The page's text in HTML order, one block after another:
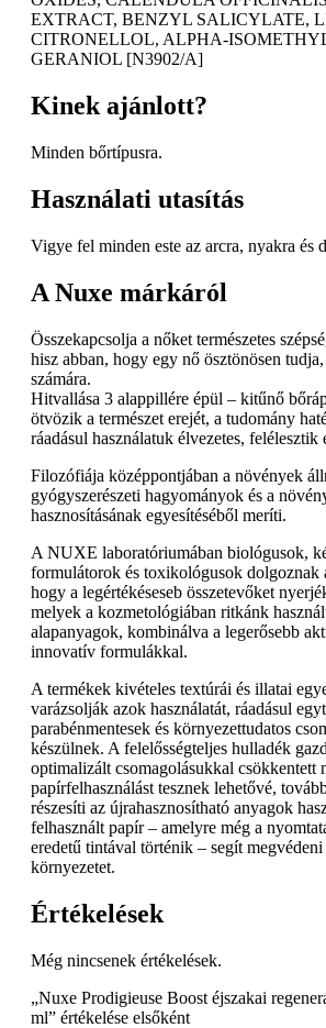
EXTRACT, BENZYL SALICYLATE,
CITRONELLOL, ALPHA-
GERANIOL [N3902/A]
Kinek ajánlott?
Minden bőrtípusra.
Használati utasítás
Vigye fel minden este az arcra, nyakra és
A Nuxe márkáról
Összekapcsolja a nőket természetes
hisz abban, hogy egy nő ösztönösen
számára.
Hitvallása 3 alappillére épül – kitűnő
ötvözik a természet erejét, a tudomány
ráadásul használatuk élvezetes, felélesztik
Filozófiája középpontjában a növények
gyógyszerészeti hagyományok és a
hasznosításának egyesítéséből meríti.
A NUXE laboratóriumában biológusok,
formulátorok és toxikológusok dolgoznak
hogy a legértékéseseb összetevőket
melyek a kozmetológiában ritkánk
alapanyagok, kombinálva a legerősebb
innovatív formulákkal.
A termékek kivételes textúrái és illatai
varázsolják azok használatát, ráadásul
parabénmentesek és környezettudatos
készülnek. A felelősségteljes hulladék
optimalizált csomagolásukkal csökkentett
papírfelhasználást tesznek lehetővé,
részesíti az újrahasznosítható anyagok
felhasznált papír – amelyre még a
eredetű tintával történik – segít megvédeni
környezetet.
Értékelések
Még nincsenek értékelések.
„Nuxe Prodigieuse Boost éjszakai
ml” értékelése elsőként